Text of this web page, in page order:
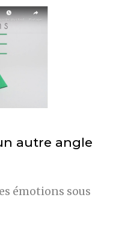
autre angle
émotions sous